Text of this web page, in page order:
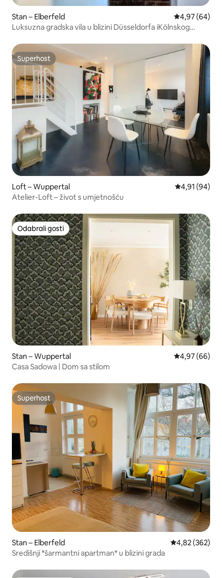
Stan – Elberfeld Prosječna
4,97 (64)
Luksuzna gradska vila u blizini Düsseldorfa iKölnskog
Superhost
Superhost
Loft – Wuppertal Prosječna
4,91 (94)
Atelier-Loft – život s umjetnošću
Odabrali gosti
Odabrali gosti
Stan – Wuppertal Prosječna
4,97 (66)
Casa Sadowa | Dom sa stilom
Superhost
Superhost
Stan – Elberfeld Prosječna
4,82 (362)
Središnji *šarmantni apartman* u blizini grada